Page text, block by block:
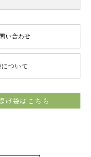
い合わせ
ついて
げ袋はこちら